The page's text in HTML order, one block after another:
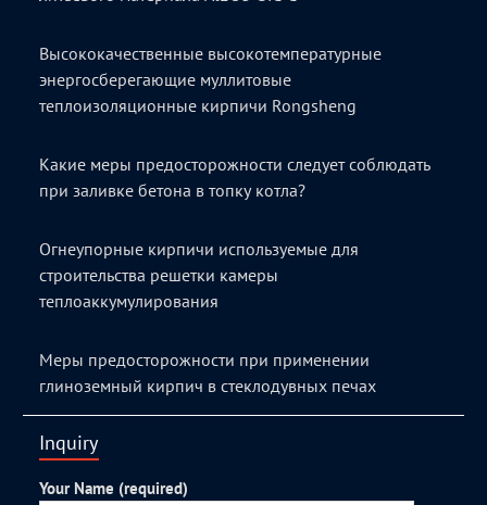
Высококачественные высокотемпературные
энергосберегающие муллитовые
теплоизоляционные кирпичи Rongsheng
Какие меры предосторожности следует соблюдать
при заливке бетона в топку котла?
Огнеупорные кирпичи используемые для
строительства решетки камеры
теплоаккумулирования
Меры предосторожности при применении
глиноземный кирпич в стеклодувных печах
Inquiry
Your Name (required)